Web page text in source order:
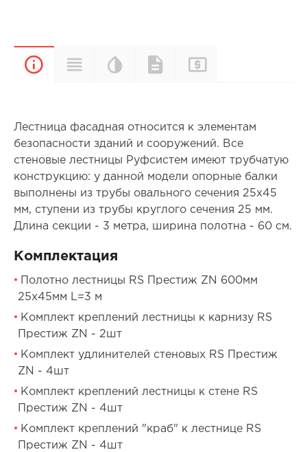
ОписаниеХарактеристики
Цветовая
палитра
Документы
Лестница фасадная относится к элементам
безопасности зданий и сооружений. Все
стеновые лестницы Руфсистем имеют трубчатую
конструкцию: у данной модели опорные балки
выполнены из трубы овального сечения 25х45
мм, ступени из трубы круглого сечения 25 мм.
Длина секции - 3 метра, ширина полотна - 60 см.
Комплектация
Полотно лестницы RS Престиж ZN 600мм
25х45мм L=3 м
Комплект креплений лестницы к карнизу RS
Престиж ZN - 2шт
Комплект удлинителей стеновых RS Престиж
ZN - 4шт
Комплект креплений лестницы к стене RS
Престиж ZN - 4шт
Комплект креплений "краб" к лестнице RS
Престиж ZN - 4шт